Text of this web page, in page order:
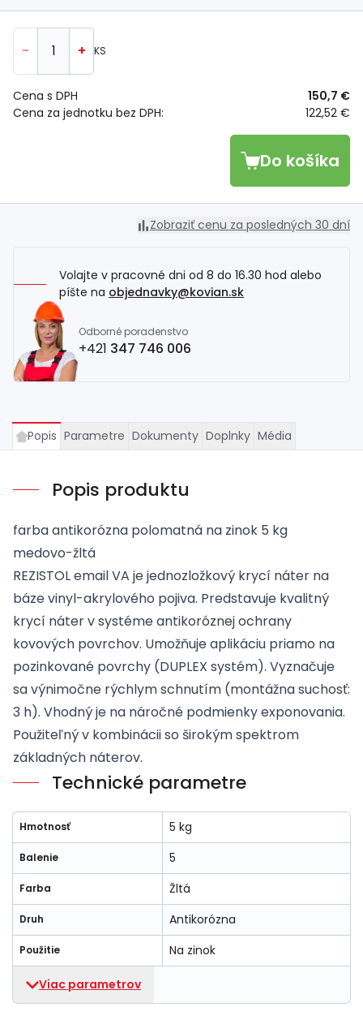
- + KS
Cena za jednotku bez DPH: 122,52 €
Cena s DPH 150,7 €
Do košíka
Zobraziť cenu za posledných 30 dní
Volajte v pracovné dni od 8 do 16.30 hod alebo
píšte na objednavky@kovian.sk
Odborné poradenstvo
+421 347 746 006
Popis Parametre Dokumenty Doplnky Média
Popis produktu
farba antikorózna polomatná na zinok 5 kg
medovo-žltá
REZISTOL email VA je jednozložkový krycí náter na
báze vinyl-akrylového pojiva. Predstavuje kvalitný
krycí náter v systéme antikoróznej ochrany
kovových povrchov. Umožňuje aplikáciu priamo na
pozinkované povrchy (DUPLEX systém). Vyznačuje
sa výnimočne rýchlym schnutím (montážna suchosť:
3 h). Vhodný je na náročné podmienky exponovania.
Použiteľný v kombinácii so širokým spektrom
základných náterov.
Technické parametre
Hmotnosť 5 kg
Balenie 5
Farba Žltá
Druh Antikorózna
Použitie Na zinok
Viac parametrov